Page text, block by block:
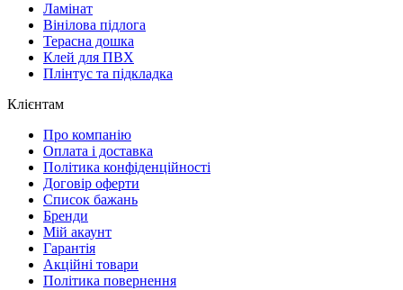
Ламінат
Вінілова підлога
Терасна дошка
Клей для ПВХ
Плінтус та підкладка
Клієнтам
Про компанію
Оплата і доставка
Політика конфіденційності
Договір оферти
Список бажань
Бренди
Мій акаунт
Гарантія
Акційні товари
Політика повернення